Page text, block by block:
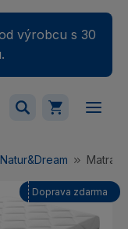
výrobcu s 30
prázdny.Matrac
Doprava zdarma